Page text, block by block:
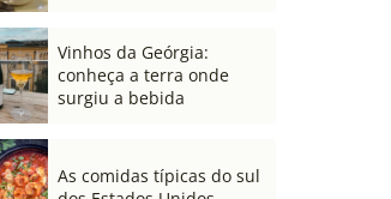
Vinhos da Geórgia:
conheça a terra onde
surgiu a bebida
As comidas típicas do sul